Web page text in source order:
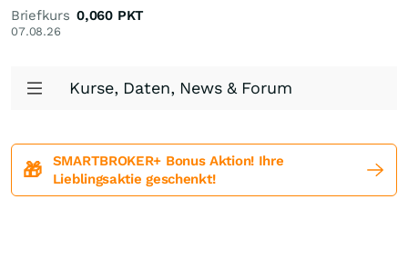
Briefkurs
07.08.26
0,060 PKT
Kurse, Daten, News & Forum
🎁
SMARTBROKER+ Bonus Aktion! Ihre
Lieblingsaktie geschenkt!